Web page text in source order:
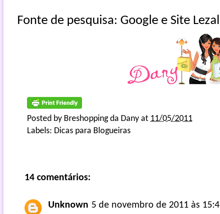
Fonte de pesquisa: Google e Site
Posted by Breshopping da Dany at 11/05/2011
Labels: Dicas para Blogueiras
14 comentários:
Unknown 5 de novembro de 2011 às